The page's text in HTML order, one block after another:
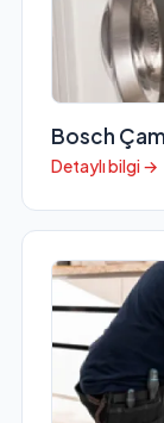
Bosch
Detaylı bilgi →